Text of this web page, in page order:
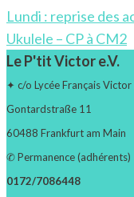
Post
Navigation
Lundi : reprise des
Ukulele – CP à CM2
Le P'tit Victor e.V.
✦ c/o Lycée Français Victor
Gontardstraße 11
60488 Frankfurt am Main
✆ Permanence (adhérents)
0172/7086448